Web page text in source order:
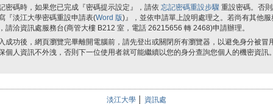
密碼時，如果您已完成『密碼提示設定』，請依 忘記密碼重設步驟 重設密碼。否
『淡江大學密碼重設申請表(Word 版)』，並依申請單上說明處理之。若尚有其他服
請洽資訊處服務台(商管大樓 B212 室，電話 26215656 轉 2468)申請辦理。
成功後，網頁瀏覽完畢離開電腦前，請先登出或關閉所有瀏覽器，以避免身分被冒
個人資訊不外洩，否則下一位使用者就可能繼續以您的身分查詢您個人的機密資訊。
淡江大學 資訊處